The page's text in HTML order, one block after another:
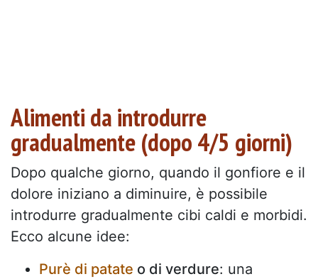
Alimenti da introdurre
gradualmente (dopo 4/5 giorni)
Dopo qualche giorno, quando il gonfiore e il
dolore iniziano a diminuire, è possibile
introdurre gradualmente cibi caldi e morbidi.
Ecco alcune idee:
Purè di patate o di verdure: una